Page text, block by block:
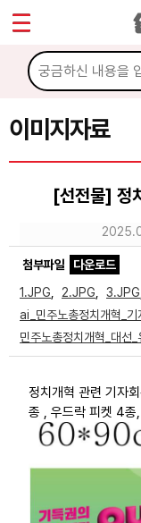
이미지자료
[선전물] 정
첨부파일
다운로드
1.JPG
2.JPG 3.JPG
ai_민주노총정치개혁_
민주노총정치개혁_대
정치개혁 관련 기자
종 , 우드락 피켓 4종
마이페이지
소개
소식
문서자료
이미지자료
미디어자료
부설기관
업무